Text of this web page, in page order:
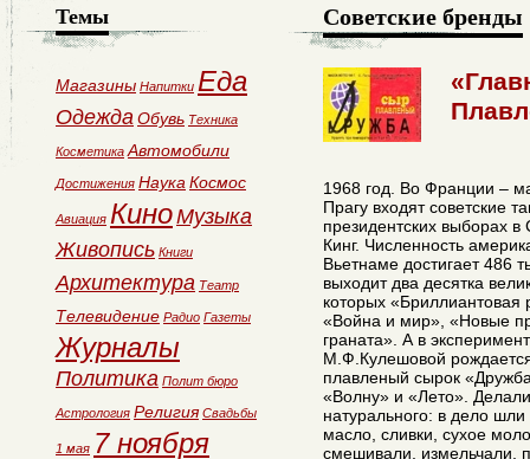
Советские бренды
1968 год. Во Франции –
Прагу входят советские
президентских выборах
Кинг. Численность
Вьетнаме достигает 486
выходит два десятка
которых
«Война и мир», «Новые
граната». А в
М.Ф.Кулешовой рождается
плавленый сырок
«Волну» и «Лето».
натурального: в дело
масло, сливки, сухое
смешивали, измельчали,
Темы
Магазины Напитки Еда
ОдеждаОбувь Техника
Косметика Автомобили
Достижения Наука Космос
Авиация КиноМузыка
Живопись Книги
Архитектура Театр
Телевидение Радио Газеты
Журналы
Политика Полит бюро
Астрология Религия Свадьбы
1 мая 7 ноября